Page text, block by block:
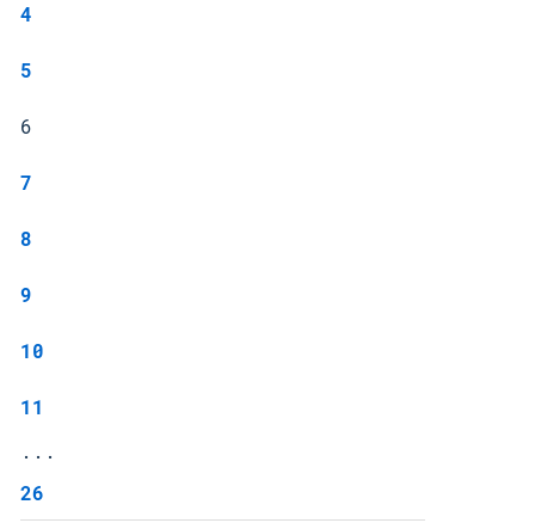
4
5
6
7
8
9
10
11
...
26